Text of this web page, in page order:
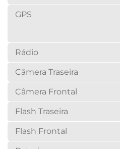
GPS
Rádio
Câmera Traseira
Câmera Frontal
Flash Traseira
Flash Frontal